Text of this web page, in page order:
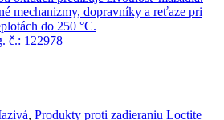
mechanizmy, dopravníky a reťaze pri
do 250 °C.
č.: 122978
, Produkty proti zadieraniu Loctite